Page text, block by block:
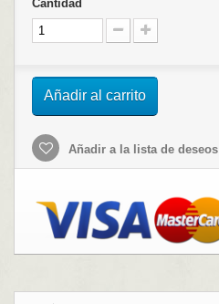
Cantidad
Añadir al carrito
Añadir a la lista de deseos